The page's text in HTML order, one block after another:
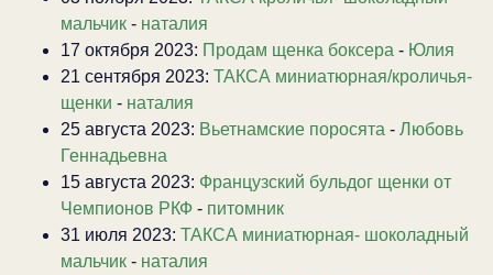
мальчик - наталия
17 октября 2023: Продам щенка боксера - Юлия
21 сентября 2023: ТАКСА миниатюрная/кроличья-
щенки - наталия
25 августа 2023: Вьетнамские поросята - Любовь
Геннадьевна
15 августа 2023: Французский бульдог щенки от
Чемпионов РКФ - питомник
31 июля 2023: ТАКСА миниатюрная- шоколадный
мальчик - наталия